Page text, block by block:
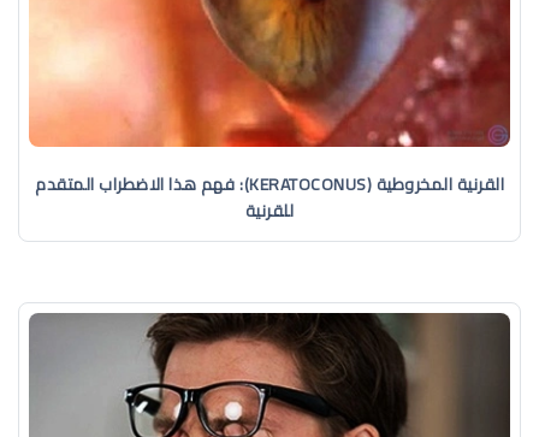
القرنية المخروطية (KERATOCONUS): فهم هذا الاضطراب المتقدم
للقرنية